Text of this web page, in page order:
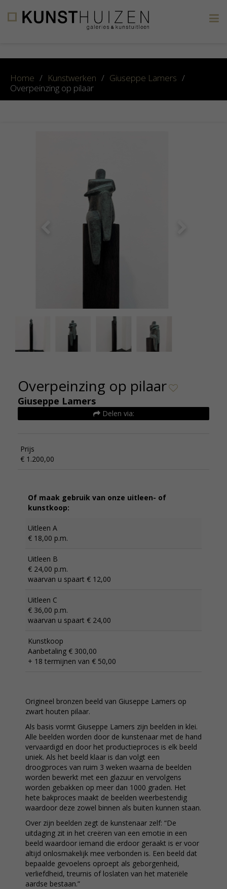
Home / Kunstwerken / Giuseppe Lamers /
Overpeinzing op pilaar
Overpeinzing op pilaar
Giuseppe Lamers
Delen via:
Prijs
€ 1.200,00
Of maak gebruik van onze uitleen- of
kunstkoop:
Uitleen A
€ 18,00 p.m.
Uitleen B
€ 24,00 p.m.
waarvan u spaart € 12,00
Uitleen C
€ 36,00 p.m.
waarvan u spaart € 24,00
Kunstkoop
Aanbetaling € 300,00
+ 18 termijnen van € 50,00
Origineel bronzen beeld van Giuseppe Lamers op
zwart houten pilaar.
Als basis vormt Giuseppe Lamers zijn beelden in klei.
Alle beelden worden door de kunstenaar met de hand
vervaardigd en door het productieproces is elk beeld
uniek. Als het beeld klaar is dan volgt een
droogproces van ruim 3 weken waarna de beelden
worden bewerkt met een glazuur en vervolgens
worden gebakken op meer dan 1000 graden. Het
hete bakproces maakt de beelden weerbestendig
waardoor deze zowel binnen als buiten kunnen staan.
Over zijn beelden zegt de kunstenaar zelf: “De
uitdaging zit in het creëren van een emotie in een
beeld waardoor iemand die erdoor geraakt is er voor
altijd onlosmakelijk mee verbonden is. Een beeld dat
bepaalde gevoelens oproept als geborgenheid,
verliefdheid, treurnis of loslaten van het materiële
aardse bestaan.”